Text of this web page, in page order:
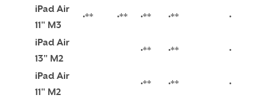
iPad Air
11" M3
•** •** •** •** •
iPad Air
13" M2
•** •** •
iPad Air
11" M2
•** •** •